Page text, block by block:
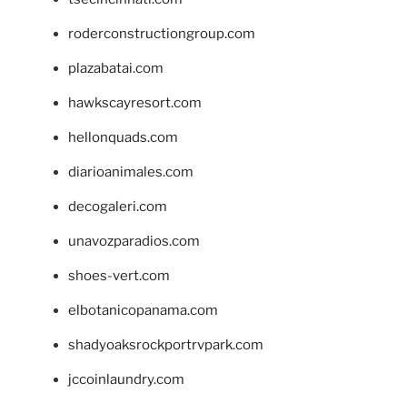
roderconstructiongroup.com
plazabatai.com
hawkscayresort.com
hellonquads.com
diarioanimales.com
decogaleri.com
unavozparadios.com
shoes-vert.com
elbotanicopanama.com
shadyoaksrockportrvpark.com
jccoinlaundry.com